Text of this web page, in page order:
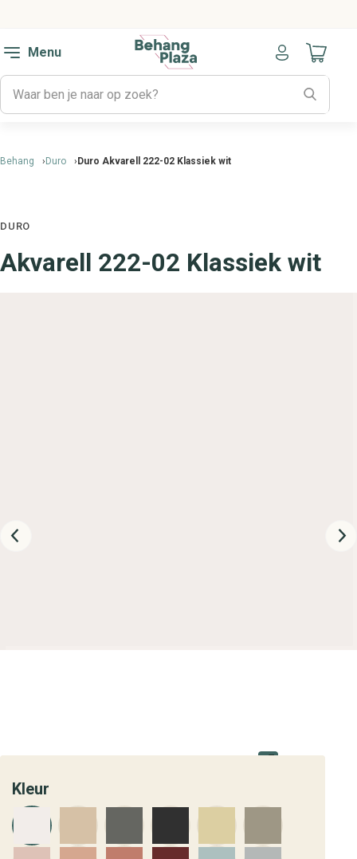
Menu
Naar
Behang Duro Duro Akvarell 222-02 Klassiek wit
DURO
Akvarell 222-02 Klassiek wit
Kleur